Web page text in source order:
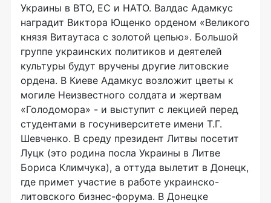
Украины в ВТО, ЕС и НАТО. Валдас Адамкус
наградит Виктора Ющенко орденом «Великого
князя Витаутаса с золотой цепью». Большой
группе украинских политиков и деятелей
культуры будут вручены другие литовские
ордена. В Киеве Адамкус возложит цветы к
могиле Неизвестного солдата и жертвам
«Голодомора» - и выступит с лекцией перед
студентами в госуниверситете имени Т.Г.
Шевченко. В среду президент Литвы посетит
Луцк (это родина посла Украины в Литве
Бориса Климчука), а оттуда вылетит в Донецк,
где примет участие в работе украинско-
литовского бизнес-форума. В Донецке